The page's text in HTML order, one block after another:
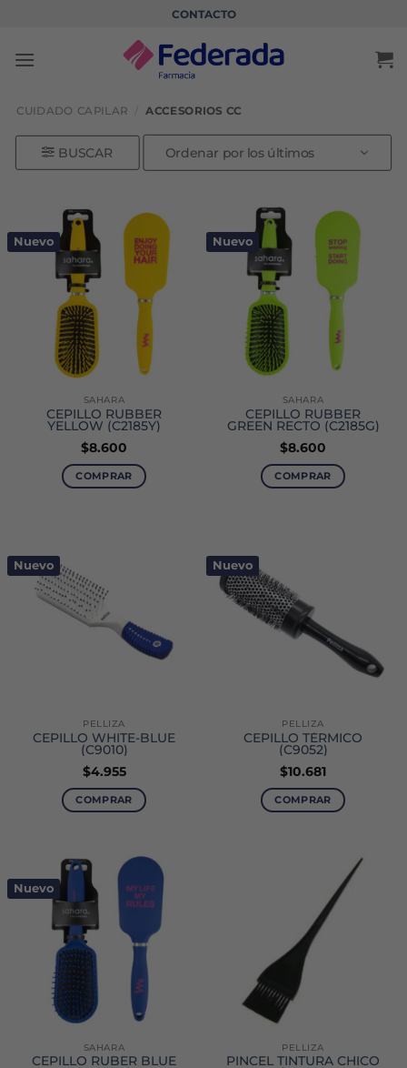
contenido
CONTACTO
CUIDADO CAPILAR ACCESORIOS CC
BUSCAR
Nuevo
SAHARA
CEPILLO RUBBER
YELLOW (C2185Y)
$8.600
COMPRAR
Nuevo
SAHARA
CEPILLO RUBBER
GREEN RECTO (C2185G)
$8.600
COMPRAR
Nuevo
PELLIZA
CEPILLO WHITE-BLUE
(C9010)
$4.955
COMPRAR
Nuevo
PELLIZA
CEPILLO TÉRMICO
(C9052)
$10.681
COMPRAR
Nuevo
SAHARA
CEPILLO RUBER BLUE
PELLIZA
PINCEL TINTURA CHICO